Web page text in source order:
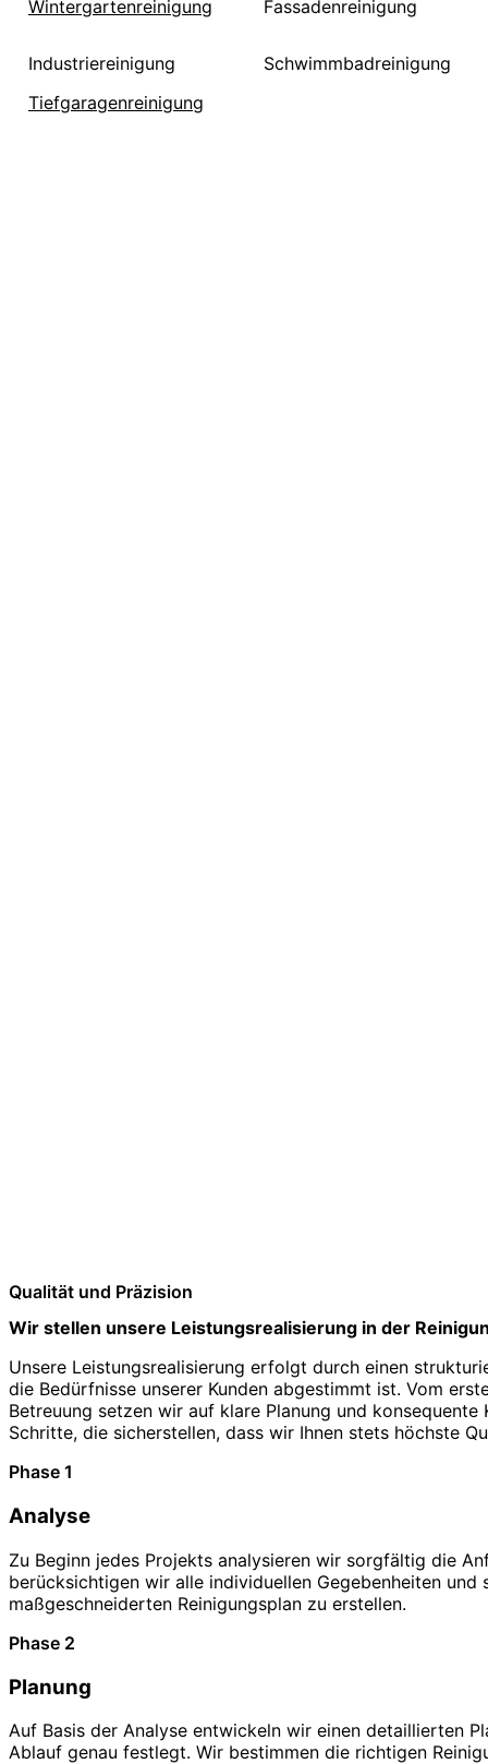
Wintergartenreinigung
Fassadenreinigung
Industriereinigung
Schwimmbadreinigung
Tiefgaragenreinigung
Qualität und Präzision
Wir stellen unsere Leistungsrealisierung in der
Unsere Leistungsrealisierung erfolgt durch einen
die Bedürfnisse unserer Kunden abgestimmt ist. Vom
Betreuung setzen wir auf klare Planung und
Schritte, die sicherstellen, dass wir Ihnen stets höchste
Phase 1
Analyse
Zu Beginn jedes Projekts analysieren wir sorgfältig die
berücksichtigen wir alle individuellen Gegebenheiten und
maßgeschneiderten Reinigungsplan zu erstellen.
Phase 2
Planung
Auf Basis der Analyse entwickeln wir einen detaillierten
Ablauf genau festlegt. Wir bestimmen die richtigen